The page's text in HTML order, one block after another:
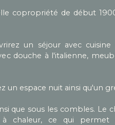
copropriété de début
un séjour avec
douche à l'italienne,
un espace nuit ainsi qu'un
que sous les combles. Le
chaleur, ce qui permet